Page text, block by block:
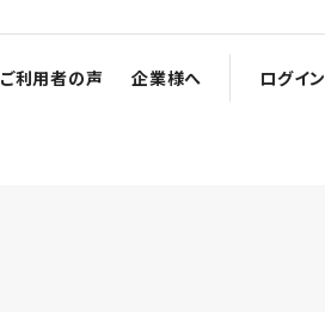
ご利用者の声 企業様へ ログイン